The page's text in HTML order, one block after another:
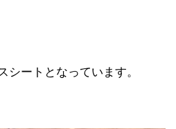
ートとなっています。